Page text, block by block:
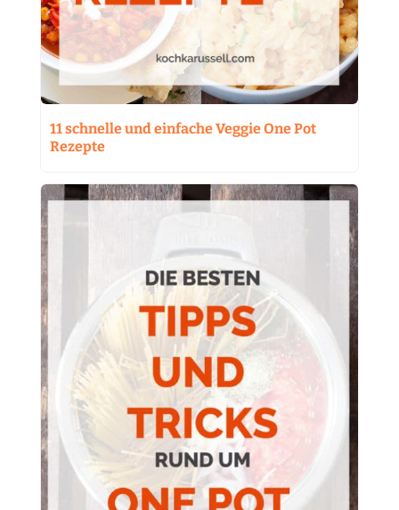
11 schnelle und einfache Veggie One Pot
Rezepte